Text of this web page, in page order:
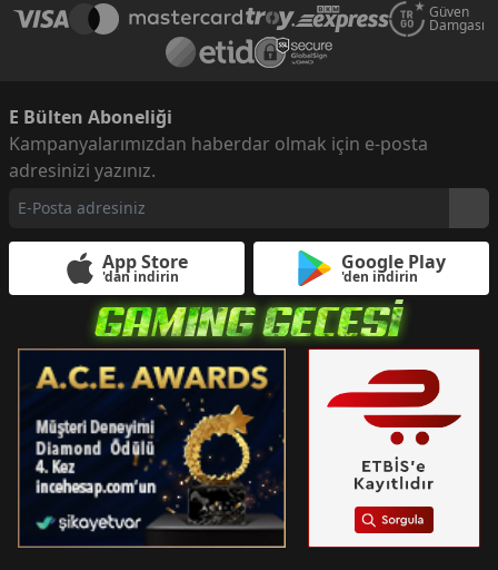
Güven
Damgası
E Bülten Aboneliği
Kampanyalarımızdan haberdar olmak için e-posta
adresinizi yazınız.
App Store
'dan indirin
Google Play
'den indirin